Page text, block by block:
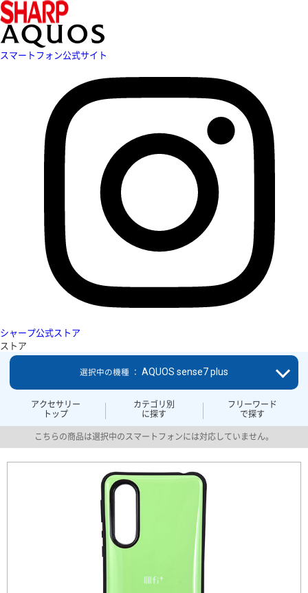
スマートフォン公式サイト
シャープ公式ストア
ストア
アクセサリー
トップ
カテゴリ別
に探す
フリーワード
で探す
選択中の機種 ： AQUOS sense7 plus
こちらの商品は選択中のスマートフォンには対応していません。